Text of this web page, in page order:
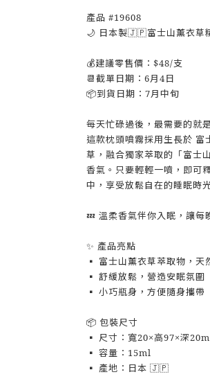
產品 #19608
🌙 日本製🇯🇵富士山薰衣草
💰建議零售價：$48/支
📆截單日期：6月4日
📦到貨日期：7月中旬
每天忙碌過後，最需要的就
這款枕頭噴霧採用生長於
草，融合獨家萃取的「富士
香氣。只要輕輕一噴，即可
中，享受放鬆自在的睡眠時
💤 溫柔香氣伴你入眠，讓每
✨ 產品亮點
▪️ 富士山薰衣草萃取物，天
▪️ 舒緩放鬆，營造安眠氛圍
▪️ 小巧瓶身，方便隨身攜帶
📦 包裝尺寸
▪️ 尺寸：寬20×高97×深
▪️ 容量：15ml
▪️ 產地：日本 🇯🇵